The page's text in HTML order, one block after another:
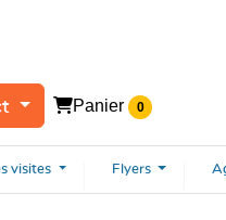
Panier 0
visites Flyers